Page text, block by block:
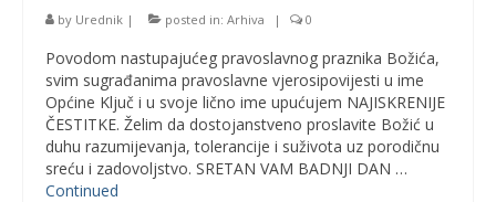
by Urednik | posted in: Arhiva | 0
Povodom nastupajućeg pravoslavnog praznika Božića,
svim sugrađanima pravoslavne vjerosipovijesti u ime
Općine Ključ i u svoje lično ime upućujem NAJISKRENIJE
ČESTITKE. Želim da dostojanstveno proslavite Božić u
duhu razumijevanja, tolerancije i suživota uz porodičnu
sreću i zadovoljstvo. SRETAN VAM BADNJI DAN …
Continued